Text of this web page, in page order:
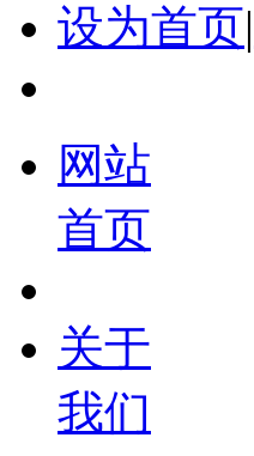
设为首页|
网站
首页
关于
我们